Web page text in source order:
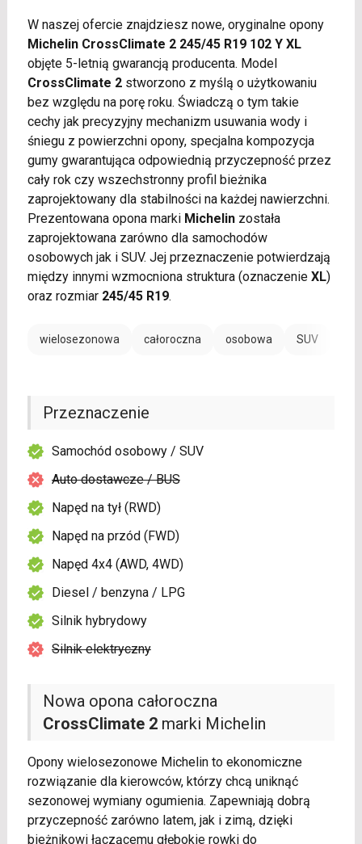
W naszej ofercie znajdziesz nowe, oryginalne opony
Michelin CrossClimate 2 245/45 R19 102 Y XL
objęte 5-letnią gwarancją producenta. Model
CrossClimate 2stworzono z myślą o użytkowaniu
bez względu na porę roku. Świadczą o tym takie
cechy jak precyzyjny mechanizm usuwania wody i
śniegu z powierzchni opony, specjalna kompozycja
gumy gwarantująca odpowiednią przyczepność przez
cały rok czy wszechstronny profil bieżnika
zaprojektowany dla stabilności na każdej nawierzchni.
Prezentowana opona marki Michelinzostała
zaprojektowana zarówno dla samochodów
osobowych jak i SUV. Jej przeznaczenie potwierdzają
między innymi wzmocniona struktura (oznaczenie XL)
oraz rozmiar 245/45 R19.
wielosezonowa całoroczna osobowa SUV
Nowa opona całoroczna
CrossClimate 2marki Michelin
Opony wielosezonowe Michelin to ekonomiczne
rozwiązanie dla kierowców, którzy chcą uniknąć
sezonowej wymiany ogumienia. Zapewniają dobrą
przyczepność zarówno latem, jak i zimą, dzięki
bieżnikowi łączącemu głębokie rowki do
Przeznaczenie
Samochód osobowy / SUV
Auto dostawcze / BUS
Napęd na tył (RWD)
Napęd na przód (FWD)
Napęd 4x4 (AWD, 4WD)
Diesel / benzyna / LPG
Silnik hybrydowy
Silnik elektryczny